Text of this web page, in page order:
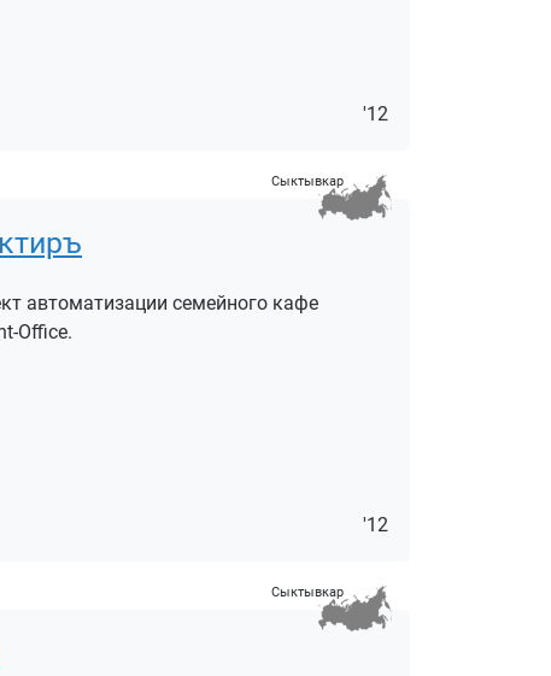
'12
Сыктывкар
автоматизации семейного кафе
Office.
'12
Сыктывкар